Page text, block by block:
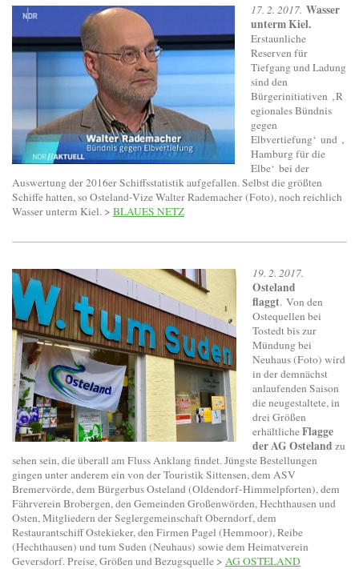
17. 2. 2017. Wasser
unterm Kiel.
Erstaunliche
Reserven für
Tiefgang und Ladung
sind den
Bürgerinitiativen ‚R
egionales Bündnis
gegen
Elbvertiefung‘ und ‚
Hamburg für die
Elbe‘ bei der
Auswertung der 2016er Schiffsstatistik aufgefallen. Selbst die größten
Schiffe hatten, so Osteland-Vize Walter Rademacher (Foto), noch reichlich
Wasser unterm Kiel. > BLAUES NETZ
19. 2. 2017.
Osteland
flaggt. Von den
Ostequellen bei
Tostedt bis zur
Mündung bei
Neuhaus (Foto) wird
in der demnächst
anlaufenden Saison
die neugestaltete, in
drei Größen
erhältlicheFlagge
der AG Osteland zu
sehen sein, die überall am Fluss Anklang findet. Jüngste Bestellungen
gingen unter anderem ein von der Touristik Sittensen, dem ASV
Bremervörde, dem Bürgerbus Osteland (Oldendorf-Himmelpforten), dem
Fährverein Brobergen, den Gemeinden Großenwörden, Hechthausen und
Osten, Mitgliedern der Seglergemeinschaft Oberndorf, dem
Restaurantschiff Ostekieker, den Firmen Pagel (Hemmoor), Reibe
(Hechthausen) und tum Suden (Neuhaus) sowie dem Heimatverein
Geversdorf. Preise, Größen und Bezugsquelle > AG OSTELAND